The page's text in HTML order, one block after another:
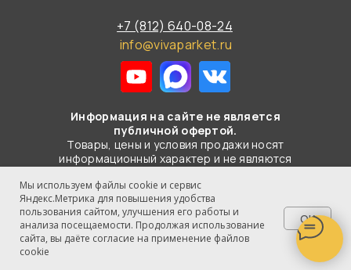
Информация на сайте не является
публичной офертой.
Товары, цены и условия продажи носят
информационный характер и не являются
статьи 437 ГК РФ.
© 2003-2026 Все права защищены
ООО "ВИВА-ПАРКЕТ"
info@vivaparket.ru
+7 (812) 640-08-24
Мы используем файлы cookie и сервис
Яндекс.Метрика для повышения удобства
пользования сайтом, улучшения его работы и
анализа посещаемости. Продолжая использование
сайта, вы даёте согласие на применение файлов
cookie
OK